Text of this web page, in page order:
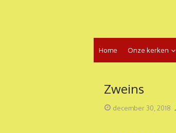
inhoud
Home Onze kerken
Zweins
Geplaatst
december 30, 2018